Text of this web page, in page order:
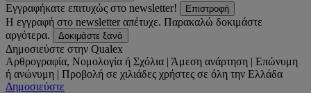
Εγγραφήκατε επιτυχώς στο newsletter!
Επιστροφή
Η εγγραφή στο newsletter απέτυχε. Παρακαλώ δοκιμάστε
αργότερα.
Δοκιμάστε ξανά
Δημοσιεύστε στην Qualex
Αρθρογραφία, Νομολογία ή Σχόλια | Άμεση ανάρτηση | Επώνυμη
ή ανώνυμη | Προβολή σε χιλιάδες χρήστες σε όλη την Ελλάδα
Δημοσιεύστε